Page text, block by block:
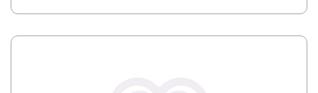
UZZINI VAIRĀK